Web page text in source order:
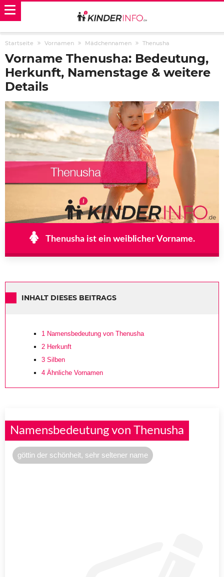
Startseite Vornamen Mädchennamen Thenusha
Vorname Thenusha: Bedeutung,
Herkunft, Namenstage & weitere
Details
Thenusha ist ein weiblicher Vorname.
INHALT DIESES BEITRAGS
1 Namensbedeutung von Thenusha
2 Herkunft
3 Silben
4 Ähnliche Vornamen
Namensbedeutung von Thenusha
göttin der schönheit, sehr seltener name